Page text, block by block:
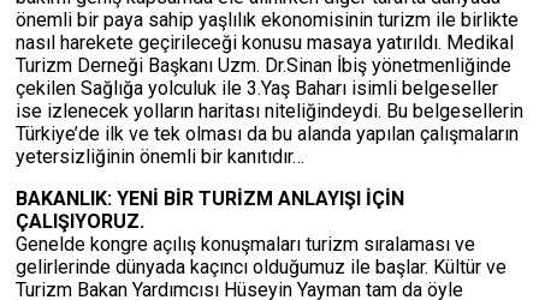
önemli bir paya sahip yaşlılık ekonomisinin turizm ile birlikte
nasıl harekete geçirileceği konusu masaya yatırıldı. Medikal
Turizm Derneği Başkanı Uzm. Dr.Sinan İbiş yönetmenliğinde
çekilen Sağlığa yolculuk ile 3.Yaş Baharı isimli belgeseller
ise izlenecek yolların haritası niteliğindeydi. Bu belgesellerin
Türkiye’de ilk ve tek olması da bu alanda yapılan çalışmaların
yetersizliğinin önemli bir kanıtıdır…
BAKANLIK: YENİ BİR TURİZM ANLAYIŞI İÇİN
ÇALIŞIYORUZ.
Genelde kongre açılış konuşmaları turizm sıralaması ve
gelirlerinde dünyada kaçıncı olduğumuz ile başlar. Kültür ve
Turizm Bakan Yardımcısı Hüseyin Yayman tam da öyle